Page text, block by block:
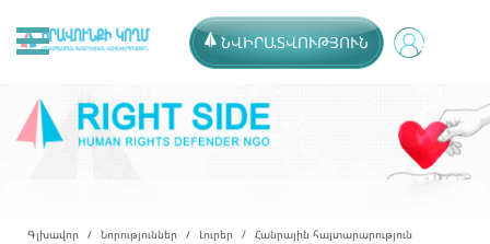
ՆՎԻՐԱՏՎՈՒԹՅՈՒՆ
Գլխավոր Նորություններ Լուրեր Հանրային հայտարարություն